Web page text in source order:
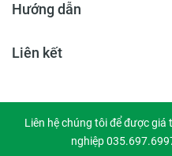
Hướng dẫn
Liên kết
Liên hệ chúng tôi để được
nghiệp